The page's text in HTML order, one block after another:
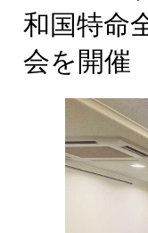
和国特命
会を開